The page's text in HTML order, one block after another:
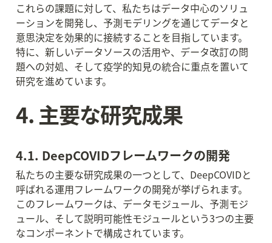
これらの課題に対して、私たちはデータ中心のソリュ
ーションを開発し、予測モデリングを通じてデータと
意思決定を効果的に接続することを目指しています。
特に、新しいデータソースの活用や、データ改訂の問
題への対処、そして疫学的知見の統合に重点を置いて
研究を進めています。
4. 主要な研究成果
4.1. DeepCOVIDフレームワークの開発
私たちの主要な研究成果の一つとして、DeepCOVIDと
呼ばれる運用フレームワークの開発が挙げられます。
このフレームワークは、データモジュール、予測モジ
ュール、そして説明可能性モジュールという3つの主要
なコンポーネントで構成されています。